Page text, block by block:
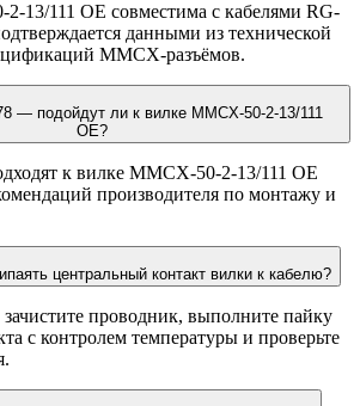
13/111 OE совместима с кабелями RG-
данными из технической
MMCX-разъёмов.
OE?
к вилке MMCX-50-2-13/111 OE
производителя по монтажу и
центральный контакт вилки к кабелю?
зачистите проводник, выполните пайку
с контролем температуры и проверьте